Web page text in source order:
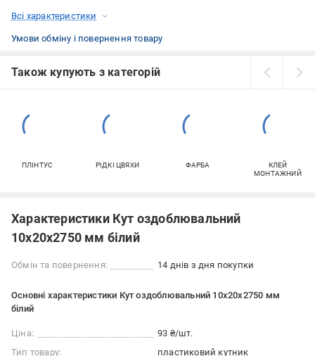
Всі характеристики
Умови обміну і повернення товару
Також купують з категорій
ПЛІНТУС РІДКІ ЦВЯХИ ФАРБА
КЛЕЙ
МОНТАЖНИЙ
Характеристики Кут оздоблювальний
10x20x2750 мм білий
Обмін та повернення: 14 днів з дня покупки
Основні характеристики Кут оздоблювальний 10x20x2750 мм
білий
Ціна:
93 ₴/шт.
Тип товару:
пластиковий кутник